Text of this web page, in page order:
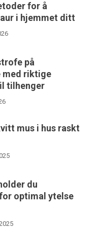
for å
i hjemmet ditt
på
med riktige
tilhenger
mus i hus raskt
du
optimal ytelse